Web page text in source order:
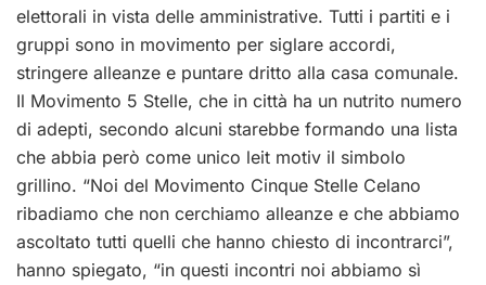
elettorali in vista delle amministrative. Tutti i partiti e i
gruppi sono in movimento per siglare accordi,
stringere alleanze e puntare dritto alla casa comunale.
Il Movimento 5 Stelle, che in città ha un nutrito numero
di adepti, secondo alcuni starebbe formando una lista
che abbia però come unico leit motiv il simbolo
grillino. “Noi del Movimento Cinque Stelle Celano
ribadiamo che non cerchiamo alleanze e che abbiamo
ascoltato tutti quelli che hanno chiesto di incontrarci”,
hanno spiegato, “in questi incontri noi abbiamo sì